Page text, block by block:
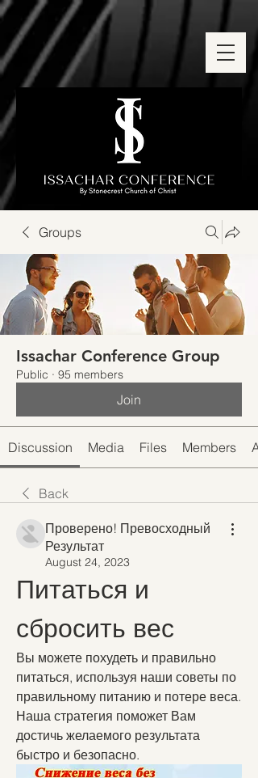
Groups
Issachar Conference Group
Public · 95 members
Join
Discussion Media Files Members
Back
Проверено! Превосходный
Результат
August 24, 2023
Питаться и
сбросить вес
Вы можете похудеть и правильно
питаться, используя наши советы по
правильному питанию и потере веса.
Наша стратегия поможет Вам
достичь желаемого результата
быстро и безопасно.